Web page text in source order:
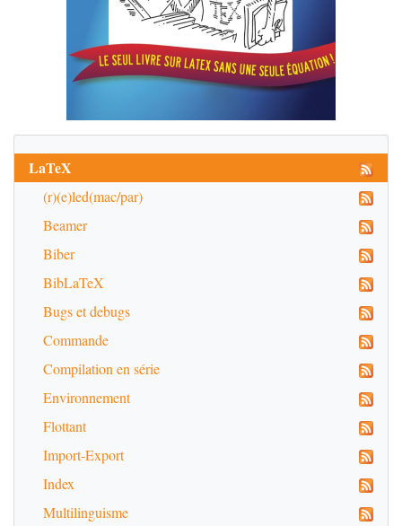
LaTeX
(r)(e)led(mac/par)
Beamer
Biber
BibLaTeX
Bugs et debugs
Commande
Compilation en série
Environnement
Flottant
Import-Export
Index
Multilinguisme